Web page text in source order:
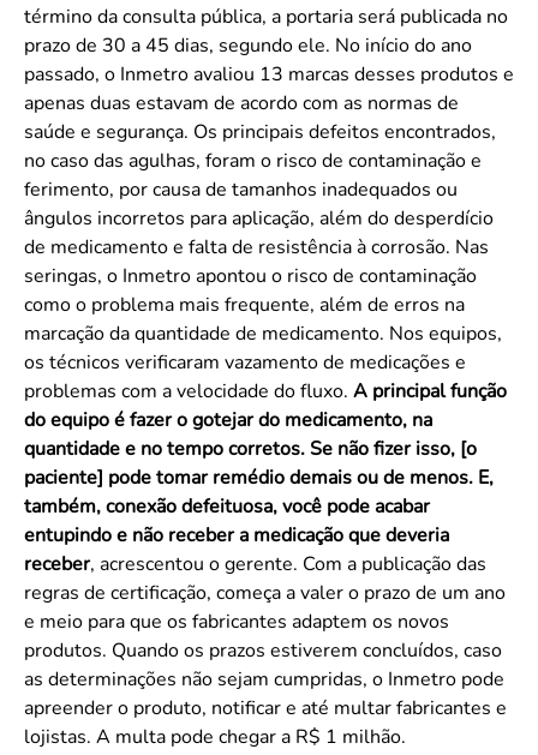
término da consulta pública, a portaria será publicada no
prazo de 30 a 45 dias, segundo ele. No início do ano
passado, o Inmetro avaliou 13 marcas desses produtos e
apenas duas estavam de acordo com as normas de
saúde e segurança. Os principais defeitos encontrados,
no caso das agulhas, foram o risco de contaminação e
ferimento, por causa de tamanhos inadequados ou
ângulos incorretos para aplicação, além do desperdício
de medicamento e falta de resistência à corrosão. Nas
seringas, o Inmetro apontou o risco de contaminação
como o problema mais frequente, além de erros na
marcação da quantidade de medicamento. Nos equipos,
os técnicos verificaram vazamento de medicações e
problemas com a velocidade do fluxo. A principal função
do equipo é fazer o gotejar do medicamento, na
quantidade e no tempo corretos. Se não fizer isso, [o
paciente] pode tomar remédio demais ou de menos. E,
também, conexão defeituosa, você pode acabar
entupindo e não receber a medicação que deveria
receber, acrescentou o gerente. Com a publicação das
regras de certificação, começa a valer o prazo de um ano
e meio para que os fabricantes adaptem os novos
produtos. Quando os prazos estiverem concluídos, caso
as determinações não sejam cumpridas, o Inmetro pode
apreender o produto, notificar e até multar fabricantes e
lojistas. A multa pode chegar a R$ 1 milhão.